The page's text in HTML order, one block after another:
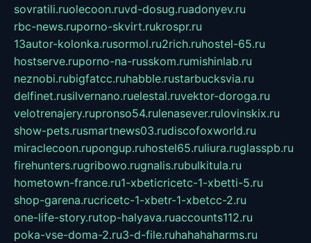
sovratili.ruolecoon.ruvd-dosug.ruadonyev.ru
rbc-news.ruporno-skvirt.rukrospr.ru
13autor-kolonka.rusormol.ru2rich.ruhostel-65.ru
hostserve.ruporno-na-russkom.rumishinlab.ru
neznobi.rubigfatcc.ruhabble.rustarbucksvia.ru
delfinet.rusilvernano.ruelestal.ruvektor-doroga.ru
velotrenajery.rupronso54.rulenasever.rulovinskix.ru
show-pets.rusmartnews03.rudiscofoxworld.ru
miraclecoon.rupongup.ruhostel65.ruliura.ruglasspb.ru
firehunters.rugribowo.rugnalis.rubulkitula.ru
hometown-france.ru1-xbeticricetc-1-xbetti-5.ru
shop-garena.rucricetc-1-xbetr-1-xbetcc-2.ru
one-life-story.rutop-halyava.ruaccounts112.ru
poka-vse-doma-2.ru3-d-file.ruhahahaharms.ru